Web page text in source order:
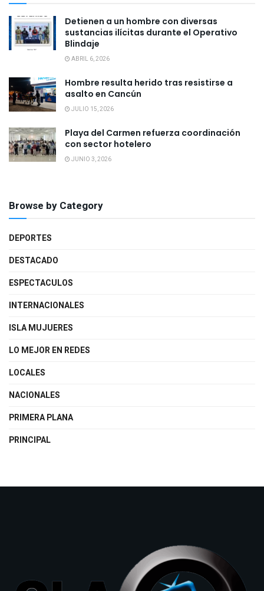
Detienen a un hombre con diversas
sustancias ilícitas durante el Operativo
Blindaje
ABRIL 6, 2026
Hombre resulta herido tras resistirse a
asalto en Cancún
JULIO 15, 2026
Playa del Carmen refuerza coordinación
con sector hotelero
JUNIO 3, 2026
Browse by Category
DEPORTES
DESTACADO
ESPECTACULOS
INTERNACIONALES
ISLA MUJUERES
LO MEJOR EN REDES
LOCALES
NACIONALES
PRIMERA PLANA
PRINCIPAL